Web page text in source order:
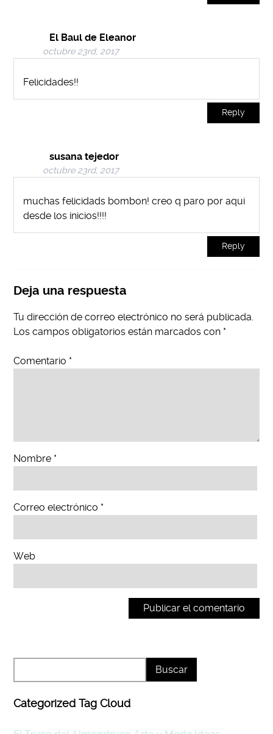
El Baul de Eleanor
octubre 23rd, 2017
Felicidades!!
Reply
susana tejedor
octubre 23rd, 2017
muchas felicidads bombon! creo q paro por aqui
desde los inicios!!!!
Reply
Deja una respuesta
Tu dirección de correo electrónico no será publicada.
Los campos obligatorios están marcados con *
Comentario *
Nombre *
Correo electrónico *
Web
Categorized Tag Cloud